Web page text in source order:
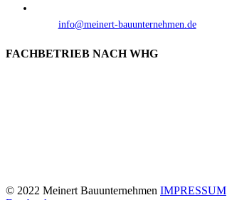
info@meinert-bauunternehmen.de
FACHBETRIEB NACH WHG
© 2022 Meinert Bauunternehmen IMPRESSUM